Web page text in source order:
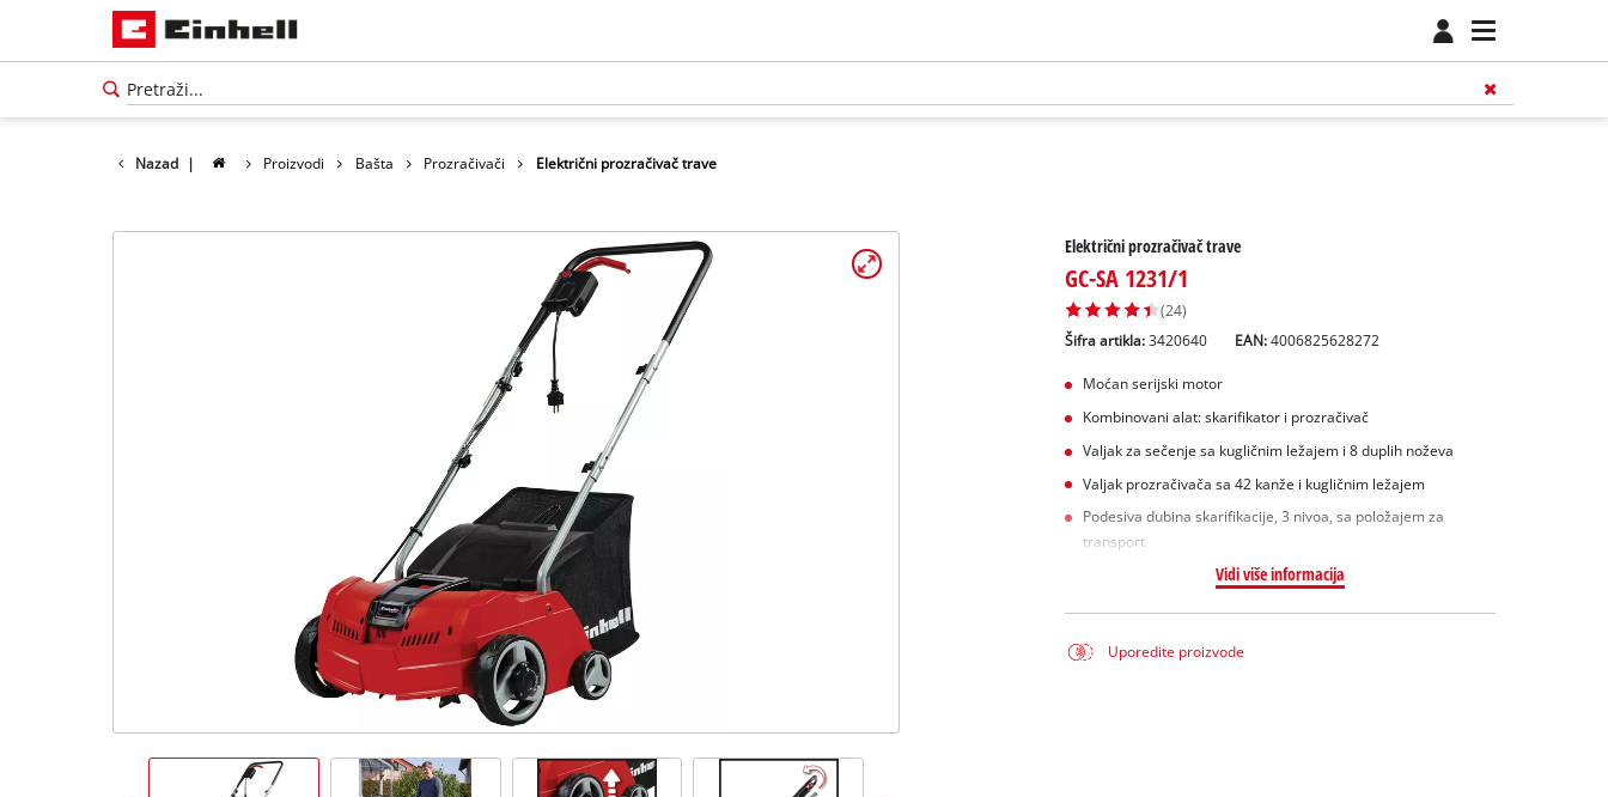
Nazad | Proizvodi Bašta Prozračivači Električni prozračivač trave
Električni prozračivač trave
GC-SA 1231/1
(24)
Šifra artikla: 3420640 EAN:4006825628272
Moćan serijski motor
Kombinovani alat: skarifikator i prozračivač
Valjak za sečenje sa kugličnim ležajem i 8 duplih noževa
Valjak prozračivača sa 42 kanže i kugličnim ležajem
Podesiva dubina skarifikacije, 3 nivoa, sa položajem za
transport
Vidi više informacija
Uporedite proizvode